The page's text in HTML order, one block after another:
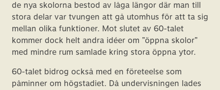
de nya skolorna bestod av låga längor där man till
stora delar var tvungen att gå utomhus för att ta sig
mellan olika funktioner. Mot slutet av 60-talet
kommer dock helt andra idéer om ”öppna skolor”
med mindre rum samlade kring stora öppna ytor.
60-talet bidrog också med en företeelse som
påminner om högstadiet. Då undervisningen lades